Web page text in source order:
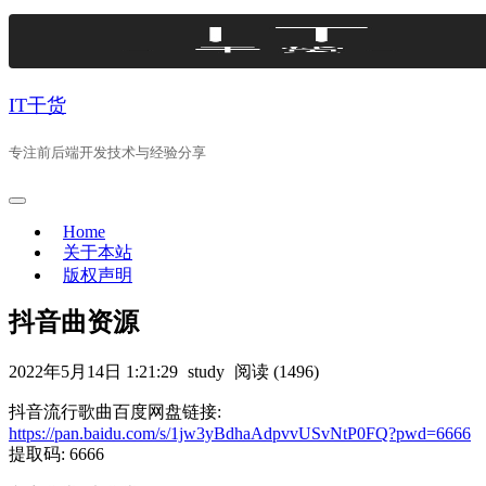
Skip
IT干货
专注前后端开发技术与经验分享
Home
关于本站
版权声明
抖音曲资源
2022年5月14日 1:21:29 study 阅读 (1496)
抖音流行歌曲百度网盘链接:
https://pan.baidu.com/s/1jw3yBdhaAdpvvUSvNtP0FQ?pwd=6666
提取码: 6666